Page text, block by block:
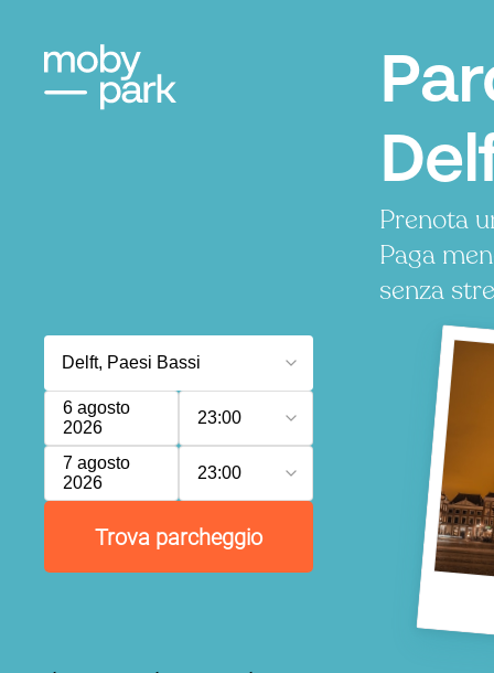
Prenota
Paga
senza
6 agosto
2026
23:00
7 agosto
2026
23:00
Trova parcheggio